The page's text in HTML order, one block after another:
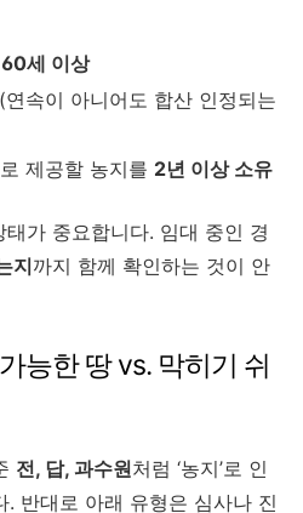
세 이상
속이 아니어도 합산 인정되는
제공할 농지를 2년 이상 소유
가 중요합니다. 임대 중인 경
지까지 함께 확인하는 것이 안
능한 땅 vs. 막히기 쉬
전, 답, 과수원처럼 ‘농지’로 인
. 반대로 아래 유형은 심사나 진